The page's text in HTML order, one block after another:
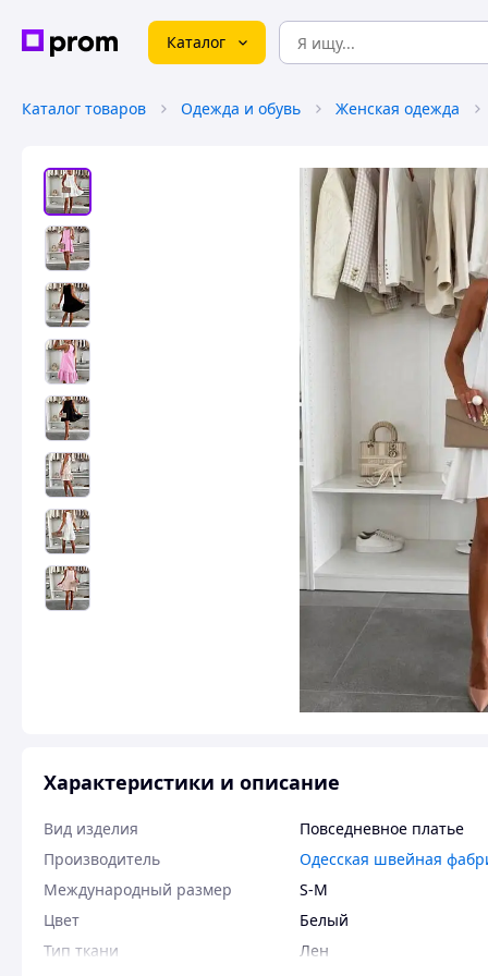
Каталог
Каталог товаров Одежда и обувь Женская одежда
Характеристики и описание
Вид изделия
Повседневное платье
Производитель
Одесская швейная
Международный размер
S-M
Цвет
Белый
Тип ткани
Лен